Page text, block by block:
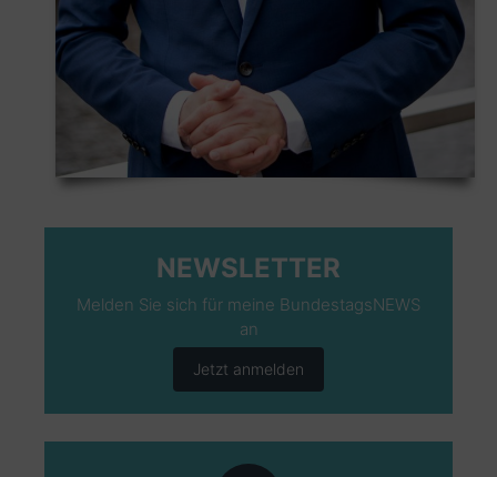
NEWSLETTER
Melden Sie sich für meine BundestagsNEWS
an
Jetzt anmelden